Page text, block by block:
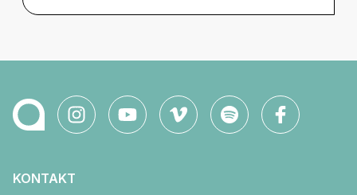
KONTAKT